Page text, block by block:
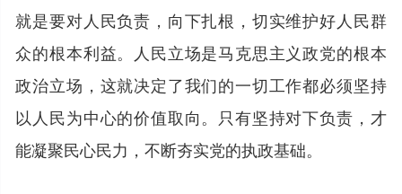
就是要对人民负责，向下扎根，切实维护好人民群
众的根本利益。人民立场是马克思主义政党的根本
政治立场，这就决定了我们的一切工作都必须坚持
以人民为中心的价值取向。只有坚持对下负责，才
能凝聚民心民力，不断夯实党的执政基础。